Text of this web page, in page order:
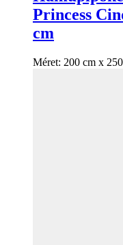
Princess
cm
Méret: 200 cm x